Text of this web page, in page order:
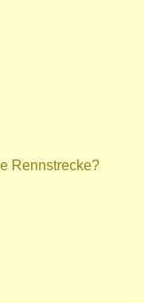
Rennstrecke?